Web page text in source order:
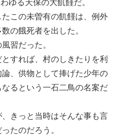
ゆる天保の大飢饉だ。
この未曽有の飢饉は、例外
の餓死者を出した。
習だった。
すれば、村のしきたりを利
、供物として捧げた少年の
るという一石二鳥の名案だ
きっと当時はそんな事も言
たのだろう。